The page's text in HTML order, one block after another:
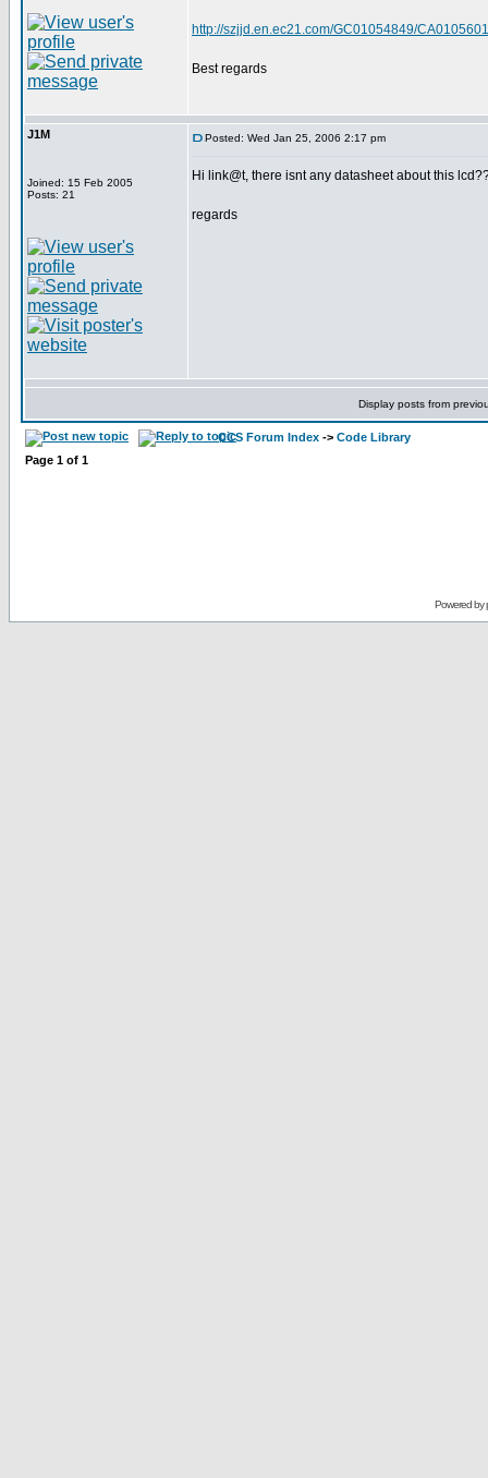
http://szjjd.en.ec21.com/GC01054849/
Best regards
J1M
Joined: 15 Feb 2005
Posts: 21
Posted: Wed Jan 25, 2006 2:17 pm
Hi link@t, there isnt any datasheet about this
regards
Display posts from
CCS Forum Index -> Code Library
Page 1 of 1
Powered by